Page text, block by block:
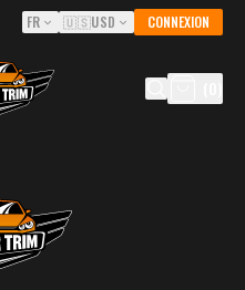
FR 🇺🇸USD CONNEXION